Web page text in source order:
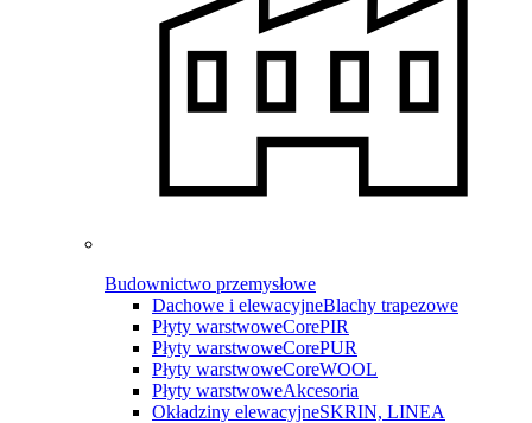
Budownictwo przemysłowe
Dachowe i elewacyjneBlachy trapezowe
Płyty warstwoweCorePIR
Płyty warstwoweCorePUR
Płyty warstwoweCoreWOOL
Płyty warstwoweAkcesoria
Okładziny elewacyjneSKRIN, LINEA